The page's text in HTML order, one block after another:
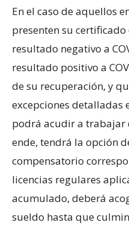
En el caso de aquellos
presenten su
resultado negativo a
resultado positivo a
de su recuperación, y
excepciones detalladas
podrá acudir a trabajar
ende, tendrá la opción
compensatorio
licencias regulares
acumulado, deberá
sueldo hasta que